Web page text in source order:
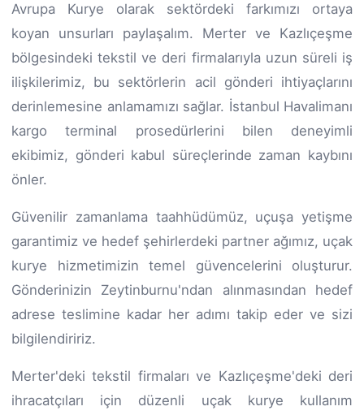
Avrupa Kurye olarak sektördeki farkımızı ortaya
koyan unsurları paylaşalım. Merter ve Kazlıçeşme
bölgesindeki tekstil ve deri firmalarıyla uzun süreli iş
ilişkilerimiz, bu sektörlerin acil gönderi ihtiyaçlarını
derinlemesine anlamamızı sağlar. İstanbul Havalimanı
kargo terminal prosedürlerini bilen deneyimli
ekibimiz, gönderi kabul süreçlerinde zaman kaybını
önler.
Güvenilir zamanlama taahhüdümüz, uçuşa yetişme
garantimiz ve hedef şehirlerdeki partner ağımız, uçak
kurye hizmetimizin temel güvencelerini oluşturur.
Gönderinizin Zeytinburnu'ndan alınmasından hedef
adrese teslimine kadar her adımı takip eder ve sizi
bilgilendiririz.
Merter'deki tekstil firmaları ve Kazlıçeşme'deki deri
ihracatçıları için düzenli uçak kurye kullanım